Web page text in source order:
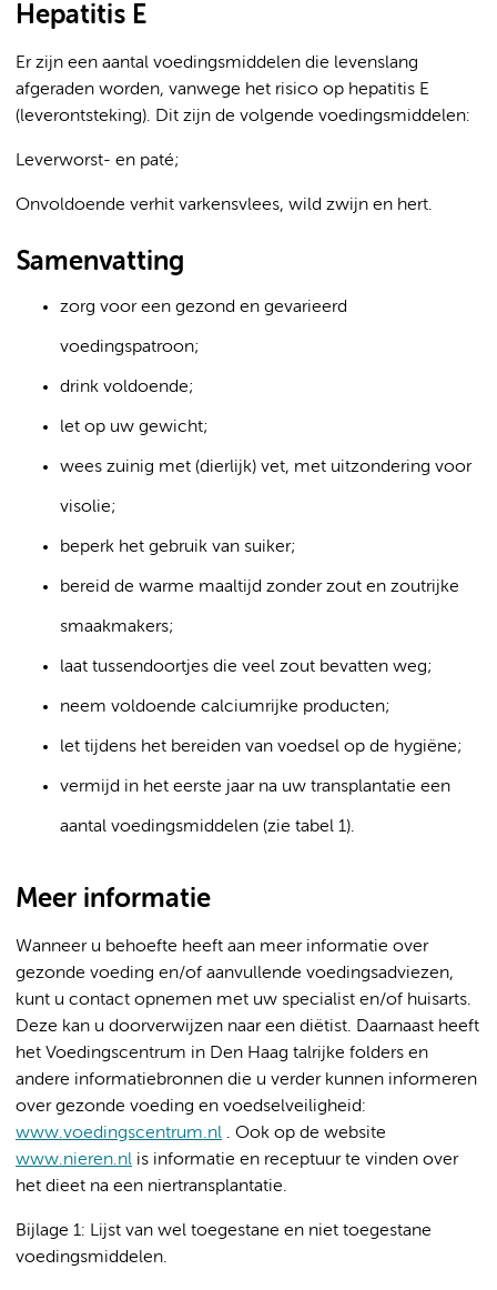
Hepatitis E
Er zijn een aantal voedingsmiddelen die levenslang
afgeraden worden, vanwege het risico op hepatitis E
(leverontsteking). Dit zijn de volgende voedingsmiddelen:
Leverworst- en paté;
Onvoldoende verhit varkensvlees, wild zwijn en hert.
Samenvatting
zorg voor een gezond en gevarieerd
voedingspatroon;
drink voldoende;
let op uw gewicht;
wees zuinig met (dierlijk) vet, met uitzondering voor
visolie;
beperk het gebruik van suiker;
bereid de warme maaltijd zonder zout en zoutrijke
smaakmakers;
laat tussendoortjes die veel zout bevatten weg;
neem voldoende calciumrijke producten;
let tijdens het bereiden van voedsel op de hygiëne;
vermijd in het eerste jaar na uw transplantatie een
aantal voedingsmiddelen (zie tabel 1).
Meer informatie
Wanneer u behoefte heeft aan meer informatie over
gezonde voeding en/of aanvullende voedingsadviezen,
kunt u contact opnemen met uw specialist en/of huisarts.
Deze kan u doorverwijzen naar een diëtist. Daarnaast heeft
het Voedingscentrum in Den Haag talrijke folders en
andere informatiebronnen die u verder kunnen informeren
over gezonde voeding en voedselveiligheid:
www.voedingscentrum.nl . Ook op de website
www.nieren.nl is informatie en receptuur te vinden over
het dieet na een niertransplantatie.
Bijlage 1: Lijst van wel toegestane en niet toegestane
voedingsmiddelen.